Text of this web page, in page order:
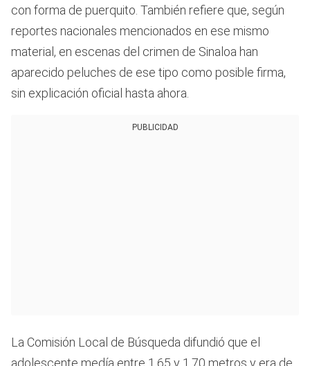
con forma de puerquito. También refiere que, según
reportes nacionales mencionados en ese mismo
material, en escenas del crimen de Sinaloa han
aparecido peluches de ese tipo como posible firma,
sin explicación oficial hasta ahora.
PUBLICIDAD
La Comisión Local de Búsqueda difundió que el